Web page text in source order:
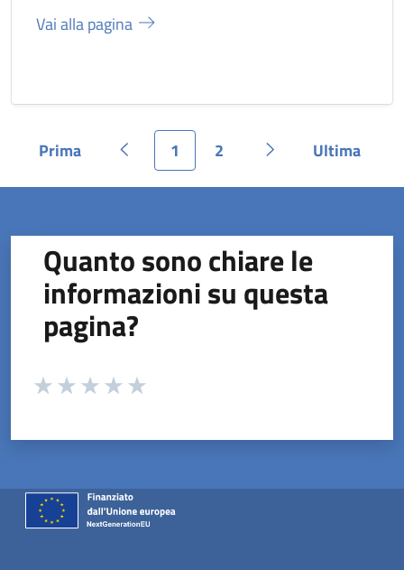
Vai alla pagina
Pagina
Prima Pagina precedente
Pagina
1 Pagina
2 Pagina successiva
Pagina
Ultima
Quanto sono chiare le
informazioni su questa
pagina?
Valuta da 1 a 5 stelle la pagina